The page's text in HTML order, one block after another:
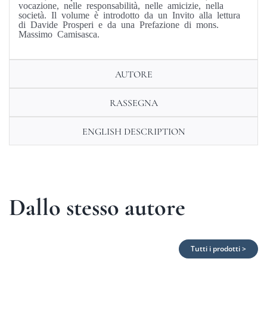
vocazione, nelle responsabilità, nelle amicizie, nella
società. Il volume è introdotto da un Invito alla lettura
di Davide Prosperi e da una Prefazione di mons.
Massimo Camisasca.
AUTORE
RASSEGNA
ENGLISH DESCRIPTION
Dallo stesso autore
Tutti i prodotti >